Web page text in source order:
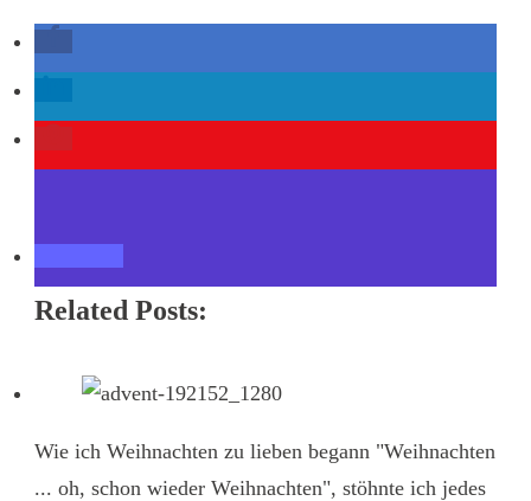
Related Posts:
Wie ich Weihnachten zu lieben begann "Weihnachten
... oh, schon wieder Weihnachten", stöhnte ich jedes